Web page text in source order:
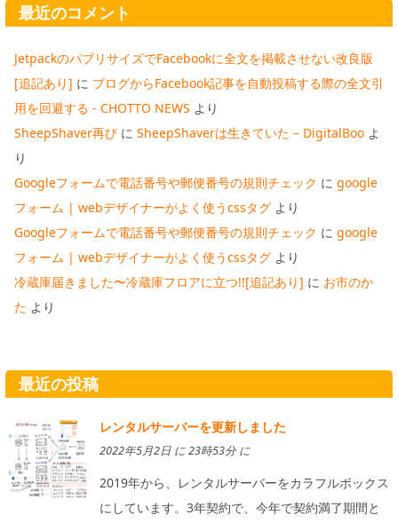
最近のコメント
JetpackのパブリサイズでFacebookに全文を掲載させない改良版
[追記あり] に ブログからFacebook記事を自動投稿する際の全文引
用を回避する - CHOTTO NEWS より
SheepShaver再び に SheepShaverは生きていた – DigitalBoo よ
り
Googleフォームで電話番号や郵便番号の規則チェック に google
フォーム | webデザイナーがよく使うcssタグ より
Googleフォームで電話番号や郵便番号の規則チェック に google
フォーム | webデザイナーがよく使うcssタグ より
冷蔵庫届きました〜冷蔵庫フロアに立つ!![追記あり] に お市のか
た より
最近の投稿
レンタルサーバーを更新しました
2022年5月2日 に 23時53分 に
2019年から、レンタルサーバーをカラフルボックス
にしています。3年契約で、今年で契約満了期間と